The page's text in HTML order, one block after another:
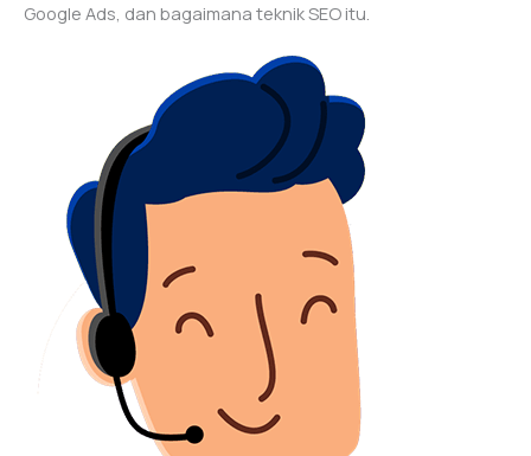
Google Ads, dan bagaimana teknik SEO itu.